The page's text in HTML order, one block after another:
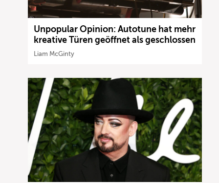
Unpopular Opinion: Autotune hat mehr
kreative Türen geöffnet als geschlossen
Liam McGinty